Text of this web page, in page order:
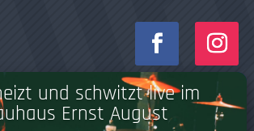
und schwitzt live im
Ernst August